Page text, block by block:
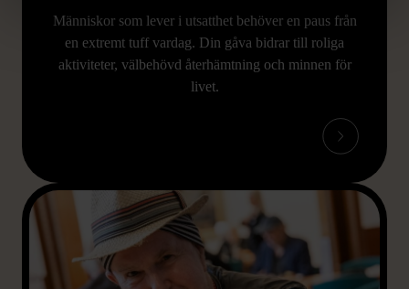
Människor som lever i utsatthet behöver en paus från
en extremt tuff vardag. Din gåva bidrar till roliga
aktiviteter, välbehövd återhämtning och minnen för
livet.